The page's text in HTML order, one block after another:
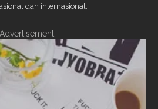
dan internasional.
-